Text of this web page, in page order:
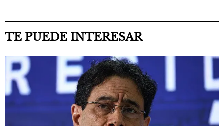
TE PUEDE INTERESAR